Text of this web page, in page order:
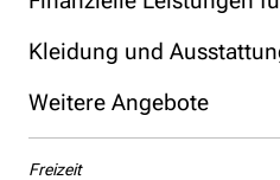
Kleidung und
Weitere Angebote
Freizeit